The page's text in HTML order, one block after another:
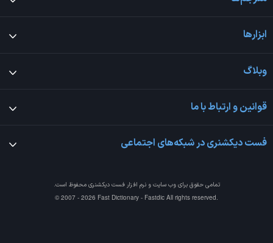
ابزارها
وبلاگ
قوانین و ارتباط با ما
فست دیکشنری در شبکه‌های اجتماعی
تمامی حقوق برای وب سایت و نرم افزارفست دیکشنری محفوظ است.
© 2007 - 2026 Fast Dictionary - Fastdic All rights reserved.